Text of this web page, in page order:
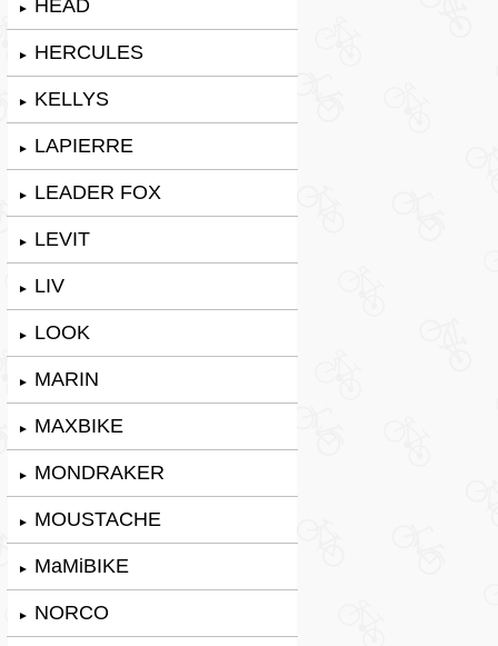
► HEAD
► HERCULES
► KELLYS
► LAPIERRE
► LEADER FOX
► LEVIT
► LIV
► LOOK
► MARIN
► MAXBIKE
► MONDRAKER
► MOUSTACHE
► MaMiBIKE
► NORCO